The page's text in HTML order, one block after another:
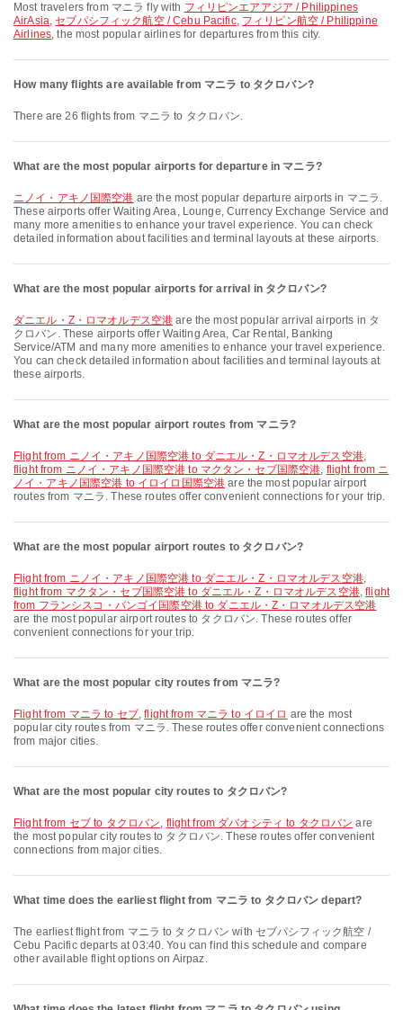
Most travelers from マニラ fly with フィリピンエアアジア / Philippines
AirAsia,セブパシフィック航空 / Cebu Pacific, フィリピン航空 / Philippine
Airlines, the most popular airlines for departures from this city.
How many flights are available from マニラ to タクロバン?
There are 26 flights from マニラ to タクロバン.
What are the most popular airports for departure in マニラ?
ニノイ・アキノ国際空港 are the most popular departure airports in マニラ.
These airports offer Waiting Area, Lounge, Currency Exchange Service and
many more amenities to enhance your travel experience. You can check
detailed information about facilities and terminal layouts at these airports.
What are the most popular airports for arrival in タクロバン?
ダニエル・Z・ロマオルデス空港 are the most popular arrival airports in タ
クロバン. These airports offer Waiting Area, Car Rental, Banking
Service/ATM and many more amenities to enhance your travel experience.
You can check detailed information about facilities and terminal layouts at
these airports.
What are the most popular airport routes from マニラ?
flight from ニノイ・アキノ国際空港 to ダニエル・Z・ロマオルデス空港,
flight from ニノイ・アキノ国際空港 to マクタン・セブ国際空港, flight from ニ
ノイ・アキノ国際空港 to イロイロ国際空港 are the most popular airport
routes from マニラ. These routes offer convenient connections for your trip.
What are the most popular airport routes to タクロバン?
flight from ニノイ・アキノ国際空港 to ダニエル・Z・ロマオルデス空港,
flight from マクタン・セブ国際空港 to ダニエル・Z・ロマオルデス空港,flight
from フランシスコ・バンゴイ国際空港 to ダニエル・Z・ロマオルデス空港
are the most popular airport routes to タクロバン. These routes offer
convenient connections for your trip.
What are the most popular city routes from マニラ?
flight from マニラ to セブ,flight from マニラ to イロイロ are the most
popular city routes from マニラ. These routes offer convenient connections
from major cities.
What are the most popular city routes to タクロバン?
flight from セブ to タクロバン, flight from ダバオシティ to タクロバン are
the most popular city routes to タクロバン. These routes offer convenient
connections from major cities.
What time does the earliest flight from マニラ to タクロバン depart?
The earliest flight from マニラ to タクロバン with セブパシフィック航空 /
Cebu Pacific departs at 03:40. You can find this schedule and compare
other available flight options on Airpaz.